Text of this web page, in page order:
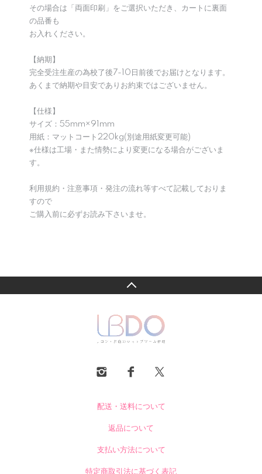
その場合は「両面印刷」をご選択いただき、カートに裏面
の品番も
お入れください。
【納期】
完全受注生産の為校了後7-10日前後でお届けとなります。
あくまで納期や目安でありお約束ではございません。
【仕様】
サイズ：55mm×91mm
用紙：マットコート220kg(別途用紙変更可能)
※仕様は工場・また情勢により変更になる場合がございま
す。
利用規約・注意事項・発注の流れ等すべて記載しておりま
すので
ご購入前に必ずお読み下さいませ。
配送・送料について
返品について
支払い方法について
特定商取引法に基づく表記